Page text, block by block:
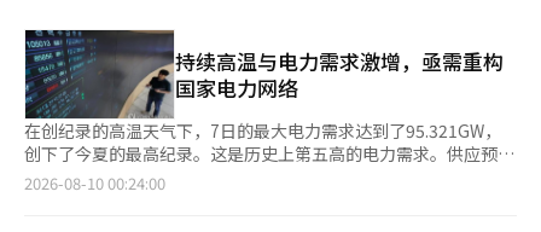
持续高温与电力需求激增，亟需重构
国家电力网络
在创纪录的高温天气下，7日的最大电力需求达到了95.321GW，
创下了今夏的最高纪录。这是历史上第五高的电力需求。供应预备
率降至9%，低于通常认为的稳定水平10%。这不仅是今年面临的
2026-08-10 00:24:00